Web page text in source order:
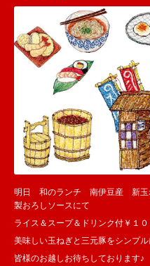
明日 和のランチ 南伊豆産 新玉
製おろしソースにて
ライス＆スープ＆ドリンク付￥１０
美味しい玉ねぎと三元豚をシンプ
皆様のお越しお待ちしております♪